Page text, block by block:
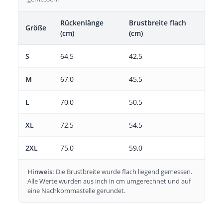
Größe
Rückenlänge
(cm)
Brustbreite flach
(cm)
S 64,5 42,5
M 67,0 45,5
L 70,0 50,5
XL 72,5 54,5
2XL 75,0 59,0
Hinweis: Die Brustbreite wurde flach liegend gemessen.
Alle Werte wurden aus inch in cm umgerechnet und auf
eine Nachkommastelle gerundet.